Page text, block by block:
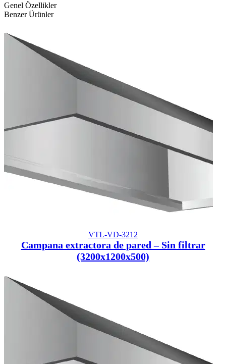
Genel Özellikler
Benzer Ürünler
VTL-VD-3212
Campana extractora de pared – Sin filtrar
(3200x1200x500)